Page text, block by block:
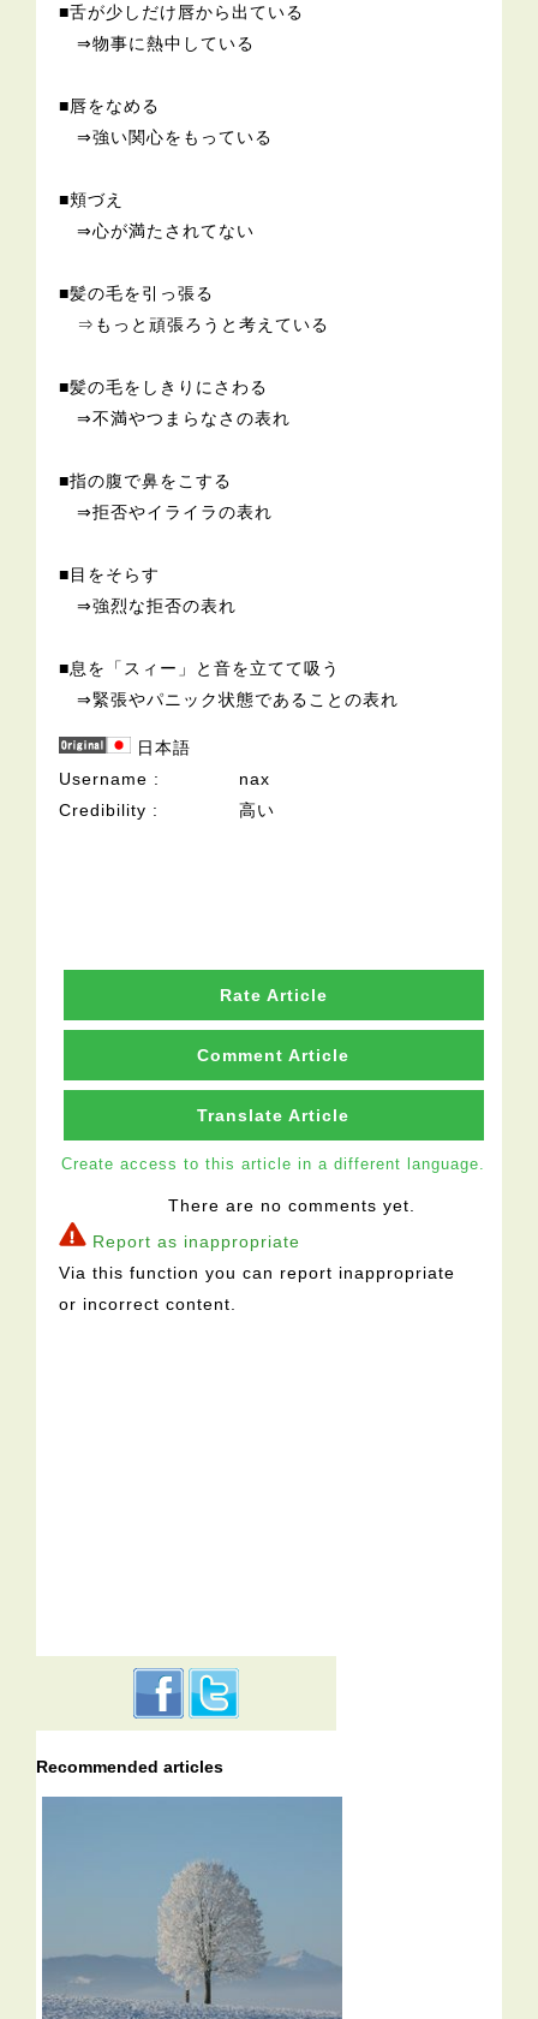
■舌が少しだけ唇から出ている
⇒物事に熱中している
■唇をなめる
⇒強い関心をもっている
■頬づえ
⇒心が満たされてない
■髪の毛を引っ張る
⇒もっと頑張ろうと考えている
■髪の毛をしきりにさわる
⇒不満やつまらなさの表れ
■指の腹で鼻をこする
⇒拒否やイライラの表れ
■目をそらす
⇒強烈な拒否の表れ
■息を「スィー」と音を立てて吸う
⇒緊張やパニック状態であることの表れ
日本語
Username
nax
Credibility
高い
Rate Article
Comment Article
Translate Article
Create access to this article in a different language.
There are no comments yet.
Report as inappropriate
Via this function you can report inappropriate
or incorrect content.
Recommended articles